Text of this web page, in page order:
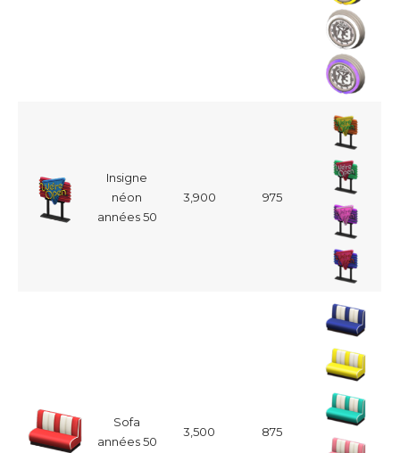
Insigne
néon
années 50
3,900 975
Sofa
années 50
3,500 875